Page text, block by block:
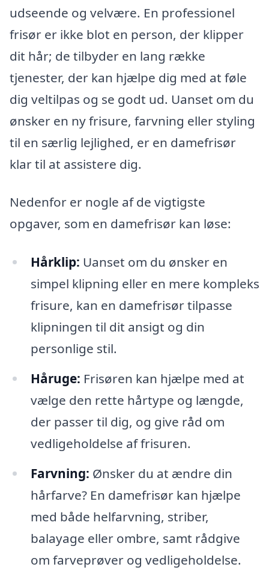
udseende og velvære. En professionel
frisør er ikke blot en person, der klipper
dit hår; de tilbyder en lang række
tjenester, der kan hjælpe dig med at føle
dig veltilpas og se godt ud. Uanset om du
ønsker en ny frisure, farvning eller styling
til en særlig lejlighed, er en damefrisør
klar til at assistere dig.
Nedenfor er nogle af de vigtigste
opgaver, som en damefrisør kan løse:
Hårklip: Uanset om du ønsker en
simpel klipning eller en mere kompleks
frisure, kan en damefrisør tilpasse
klipningen til dit ansigt og din
personlige stil.
Håruge: Frisøren kan hjælpe med at
vælge den rette hårtype og længde,
der passer til dig, og give råd om
vedligeholdelse af frisuren.
Farvning: Ønsker du at ændre din
hårfarve? En damefrisør kan hjælpe
med både helfarvning, striber,
balayage eller ombre, samt rådgive
om farveprøver og vedligeholdelse.